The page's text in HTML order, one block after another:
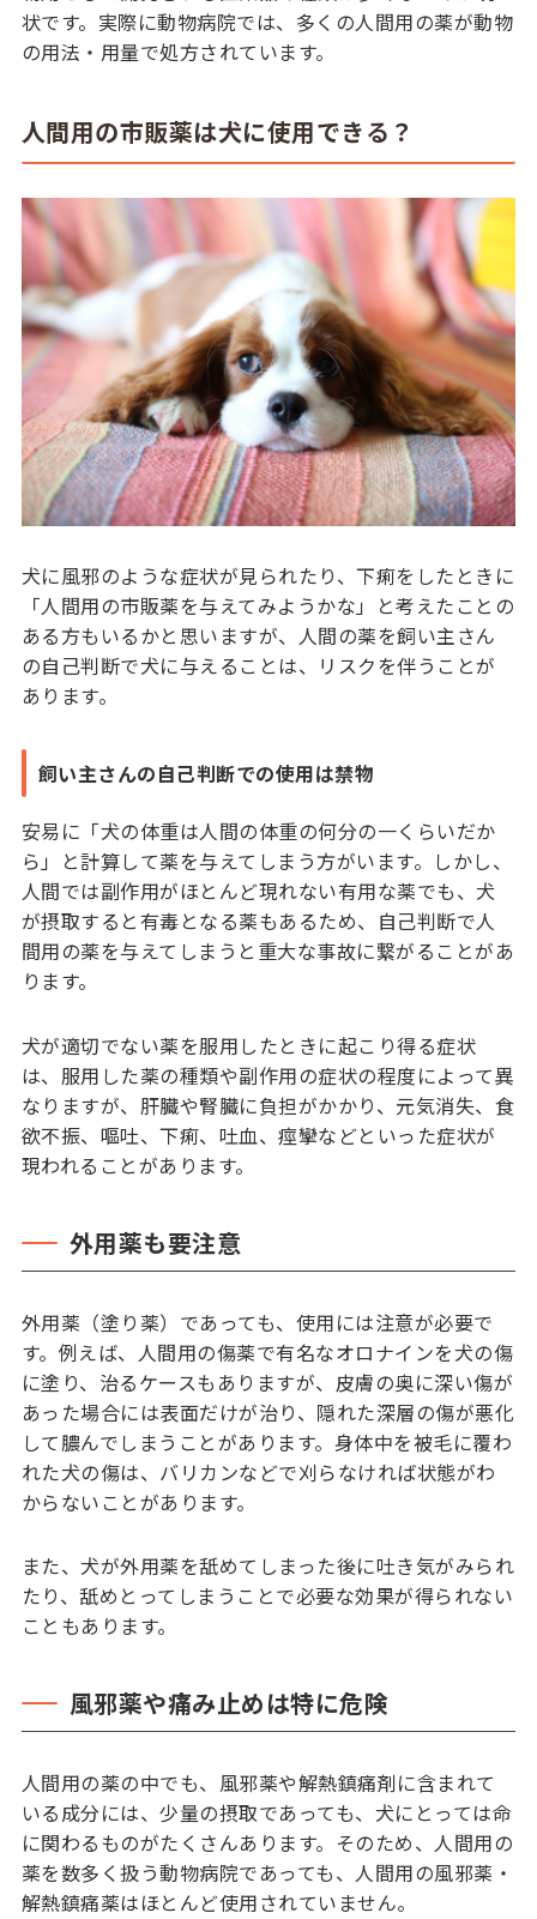
状です。実際に動物病院では、多くの人間用の薬が動物
の用法・用量で処方されています。
人間用の市販薬は犬に使用できる？
犬に風邪のような症状が見られたり、下痢をしたときに
「人間用の市販薬を与えてみようかな」と考えたことの
ある方もいるかと思いますが、人間の薬を飼い主さん
の自己判断で犬に与えることは、リスクを伴うことが
あります。
飼い主さんの自己判断での使用は禁物
安易に「犬の体重は人間の体重の何分の一くらいだか
ら」と計算して薬を与えてしまう方がいます。しかし、
人間では副作用がほとんど現れない有用な薬でも、犬
が摂取すると有毒となる薬もあるため、自己判断で人
間用の薬を与えてしまうと重大な事故に繋がることがあ
ります。
犬が適切でない薬を服用したときに起こり得る症状
は、服用した薬の種類や副作用の症状の程度によって異
なりますが、肝臓や腎臓に負担がかかり、元気消失、食
欲不振、嘔吐、下痢、吐血、痙攣などといった症状が
現われることがあります。
外用薬も要注意
外用薬（塗り薬）であっても、使用には注意が必要で
す。例えば、人間用の傷薬で有名なオロナインを犬の傷
に塗り、治るケースもありますが、皮膚の奥に深い傷が
あった場合には表面だけが治り、隠れた深層の傷が悪化
して膿んでしまうことがあります。身体中を被毛に覆わ
れた犬の傷は、バリカンなどで刈らなければ状態がわ
からないことがあります。
また、犬が外用薬を舐めてしまった後に吐き気がみられ
たり、舐めとってしまうことで必要な効果が得られない
こともあります。
風邪薬や痛み止めは特に危険
人間用の薬の中でも、風邪薬や解熱鎮痛剤に含まれて
いる成分には、少量の摂取であっても、犬にとっては命
に関わるものがたくさんあります。そのため、人間用の
薬を数多く扱う動物病院であっても、人間用の風邪薬・
解熱鎮痛薬はほとんど使用されていません。